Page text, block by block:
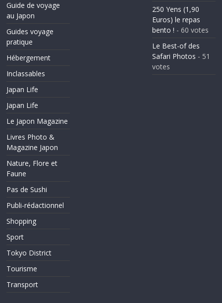
Guide de voyage
au Japon
Guides voyage
pratique
Hébergement
Inclassables
Japan Life
Japan Life
Le Japon Magazine
Livres Photo &
Magazine Japon
Nature, Flore et
Faune
Pas de Sushi
Publi-rédactionnel
Shopping
Sport
Tokyo District
Tourisme
Transport
250 Yens (1,90
Euros) le repas
bento ! - 60 votes
Le Best-of des
Safari Photos - 51
votes